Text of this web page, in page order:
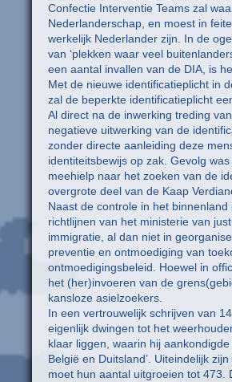
Confectie Interventie Teams zal
Nederlanderschap, en moest in
werkelijk Nederlander zijn. In de
van ‘plekken waar veel
een aantal invallen van de DIA, is
Met de nieuwe identificatieplicht in
zal de beperkte identificatieplicht
Al direct na de inwerking treding
negatieve uitwerking van de
zonder directe aanleiding deze
identiteitsbewijs op zak. Gevolg
meehielp naar het zoeken van de
overgrote deel van de Kaap
Naast de controle in het
richtlijnen van het ministerie van
immigratie, al dan niet in
preventie en ontmoediging van
ontmoedigingsbeleid. Hoewel in
het (her)invoeren van de
kansloze asielzoekers.
In een vertrouwelijk schrijven van
eigenlijk dwingen tot het
klaar liggen, waarin hij
België en Duitsland’. Uiteindelijk
moet hun aantal uitgroeien tot 473.